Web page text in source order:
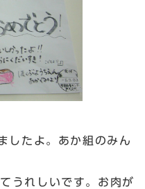
たよ。あか組のみん
うれしいです。お肉が